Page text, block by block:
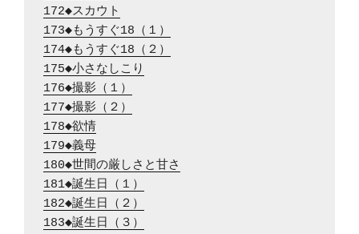
172◆スカウト
173◆もうすぐ18（１）
174◆もうすぐ18（２）
175◆小さなしこり
176◆撮影（１）
177◆撮影（２）
178◆欲情
179◆義母
180◆世間の厳しさと甘さ
181◆誕生日（１）
182◆誕生日（２）
183◆誕生日（３）